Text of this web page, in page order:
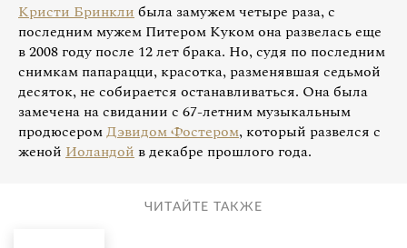
Кристи Бринклибыла замужем четыре раза, с
последним мужем Питером Куком она развелась еще
в 2008 году после 12 лет брака. Но, судя по последним
снимкам папарацци, красотка, разменявшая седьмой
десяток, не собирается останавливаться. Она была
замечена на свидании с 67-летним музыкальным
продюсеромДэвидом Фостером, который развелся с
женой Иоландой в декабре прошлого года.
ЧИТАЙТЕ ТАКЖЕ